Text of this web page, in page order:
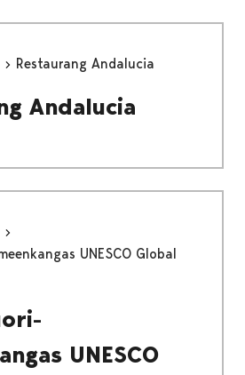
Restaurang Andalucia
Andalucia
UNESCO Global
UNESCO